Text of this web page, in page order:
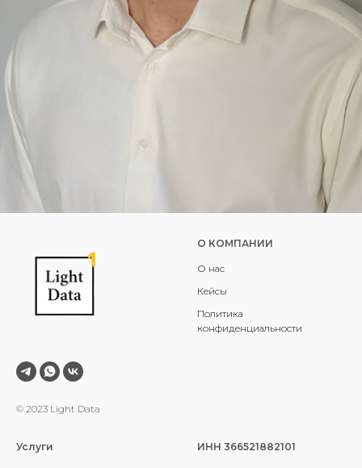
© 2023 Light Data
О КОМПАНИИ
О нас
Кейсы
Политика
конфиденциальности
Услуги ИНН 366521882101